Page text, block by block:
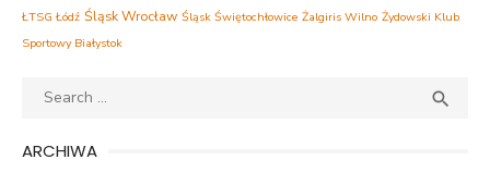
ŁTSG Łódź Śląsk Wrocław Śląsk Świętochłowice Żalgiris Wilno Żydowski Klub
Sportowy Białystok
Search

ARCHIWA